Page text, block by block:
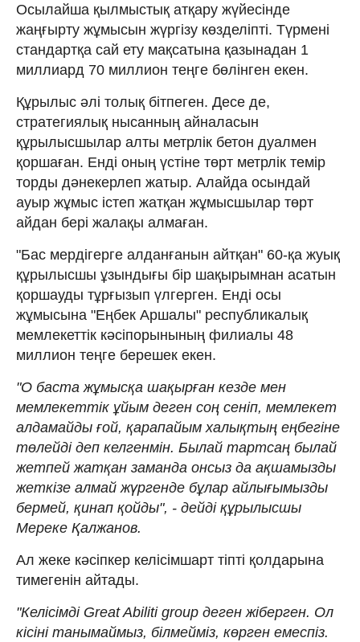
Осылайша қылмыстық атқару жүйесінде
жаңғырту жұмысын жүргізу көзделіпті. Түрмені
стандартқа сай ету мақсатына қазынадан 1
миллиард 70 миллион теңге бөлінген екен.
Құрылыс әлі толық бітпеген. Десе де,
стратегиялық нысанның айналасын
құрылысшылар алты метрлік бетон дуалмен
қоршаған. Енді оның үстіне төрт метрлік темір
торды дәнекерлеп жатыр. Алайда осындай
ауыр жұмыс істеп жатқан жұмысшылар төрт
айдан бері жалақы алмаған.
"Бас мердігерге алданғанын айтқан" 60-қа жуық
құрылысшы ұзындығы бір шақырымнан асатын
қоршауды тұрғызып үлгерген. Енді осы
жұмысына "Еңбек Аршалы" республикалық
мемлекеттік кәсіпорынының филиалы 48
миллион теңге берешек екен.
"О баста жұмысқа шақырған кезде мен
мемлекеттік ұйым деген соң сеніп, мемлекет
алдамайды ғой, қарапайым халықтың еңбегіне
төлейді деп келгенмін. Былай тартсаң былай
жетпей жатқан заманда онсыз да ақшамызды
жеткізе алмай жүргенде бұлар айлығымызды
бермей, қинап қойды", - дейді құрылысшы
Мереке Қалжанов.
Ал жеке кәсіпкер келісімшарт тіпті қолдарына
тимегенін айтады.
"Келісімді Great Abiliti group деген жіберген. Ол
кісіні танымаймыз, білмейміз, көрген емеспіз.